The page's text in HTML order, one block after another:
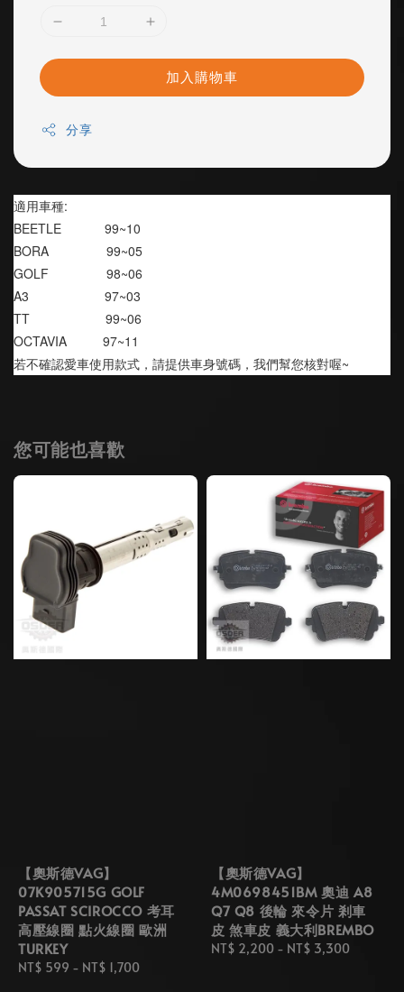
加入購物車
分享
適用車種:
BEETLE            99~10
BORA                99~05
GOLF                98~06
A3                     97~03
TT                     99~06
OCTAVIA          97~11
若不確認愛車使用款式，請提供車身號碼，我們幫您核對喔~
您可能也喜歡
【奧斯德VAG】
07K905715G GOLF
PASSAT SCIROCCO 考耳
高壓線圈 點火線圈 歐洲
TURKEY
Regular
NT$ 599 - NT$ 1,700
【奧斯德VAG】
4M0698451BM 奧迪 A8
Q7 Q8 後輪 來令片 剎車
皮 煞車皮 義大利BREMBO
Regular
NT$ 2,200 - NT$ 3,300